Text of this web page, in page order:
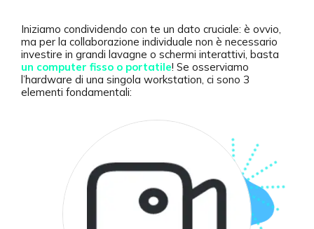
Iniziamo condividendo con te un dato cruciale: è ovvio,
ma per la collaborazione individuale non è necessario
investire in grandi lavagne o schermi interattivi, basta
un computer fisso o portatile! Se osserviamo
l’hardware di una singola workstation, ci sono 3
elementi fondamentali: